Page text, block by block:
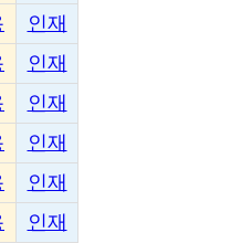
인재
인재
인재
인재
인재
인재